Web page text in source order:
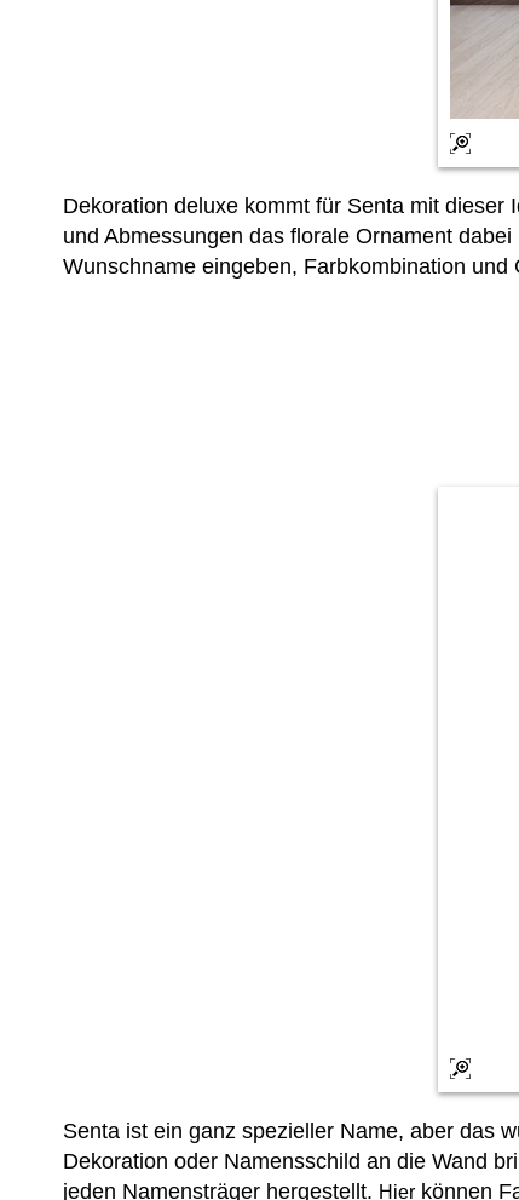
Dekoration deluxe kommt für Senta mit
und Abmessungen das florale Ornament
Wunschname eingeben, Farbkombination
Senta ist ein ganz spezieller Name, aber das
Dekoration oder Namensschild an die Wand
jeden Namensträger hergestellt. Hier können